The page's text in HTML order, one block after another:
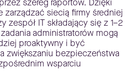
szereg raportów. Dzięki
zarządzać siecią firmy średniej
zespół IT składający się z 1–2
administratorów mogą
proaktywny i być
zwiększaniu bezpieczeństwa
wsparciu